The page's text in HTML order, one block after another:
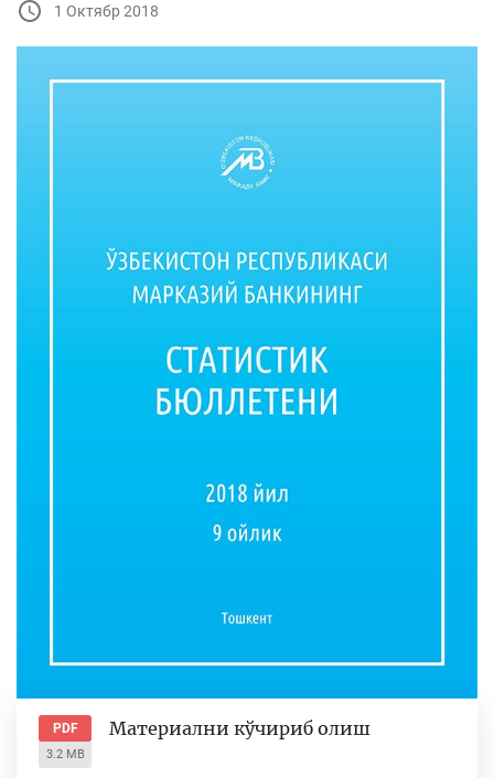
1 Октябр 2018
PDF
3.2 MB
Материални кўчириб олиш